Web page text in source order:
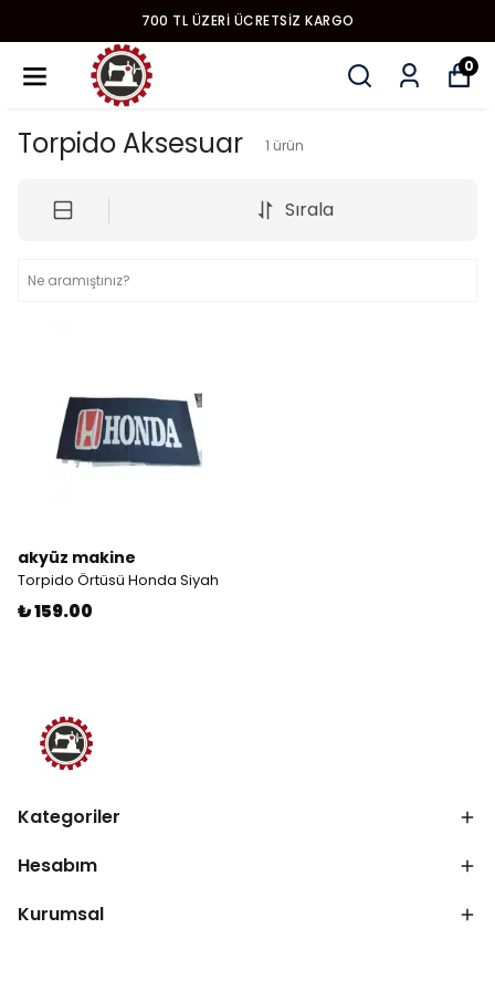
700 TL ÜZERI ÜCRETSIZ KARGO
0
Torpido Aksesuar 1 ürün
Sırala
akyüz makine
Torpido Örtüsü Honda Siyah
₺ 159.00
Kategoriler
Hesabım
Kurumsal